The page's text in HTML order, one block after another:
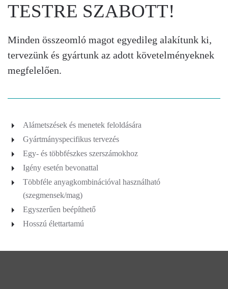
TESTRE SZABOTT!
Minden összeomló magot egyedileg alakítunk ki,
tervezünk és gyártunk az adott követelményeknek
megfelelően.
Alámetszések és menetek feloldására
Gyártmányspecifikus tervezés
Egy- és többfészkes szerszámokhoz
Igény esetén bevonattal
Többféle anyagkombinációval használható
(szegmensek/mag)
Egyszerűen beépíthető
Hosszú élettartamú